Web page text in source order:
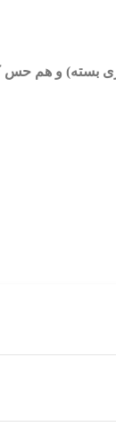
بسته) و هم حس